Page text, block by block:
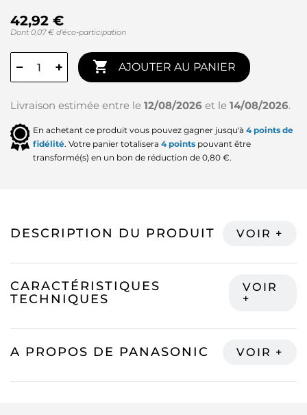
42,92 €
Dont 0,07 € d'éco-participation
− +  AJOUTER AU PANIER
Livraison estimée entre le 12/08/2026 et le 14/08/2026.
En achetant ce produit vous pouvez gagner jusqu'à 4points de
fidélité. Votre panier totalisera 4points pouvant être
transformé(s) en un bon de réduction de 0,80 €.
DESCRIPTION DU PRODUIT
CARACTÉRISTIQUES
TECHNIQUES
A PROPOS DE PANASONIC